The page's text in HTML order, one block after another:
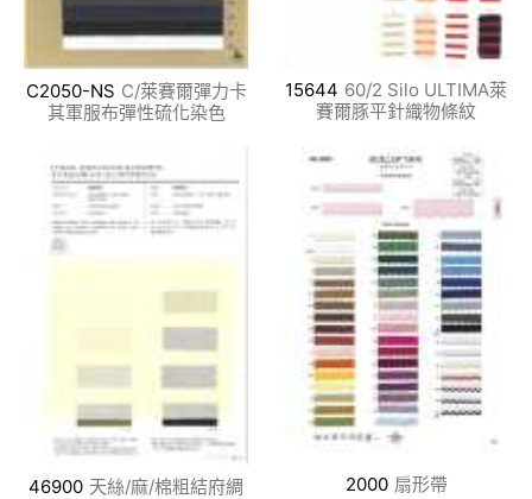
C2050-NS C/萊賽爾彈力卡
其軍服布彈性硫化染色
15644 60/2 Silo ULTIMA萊
賽爾豚平針織物條紋
46900 天絲/麻/棉粗結府綢 2000 扇形帶